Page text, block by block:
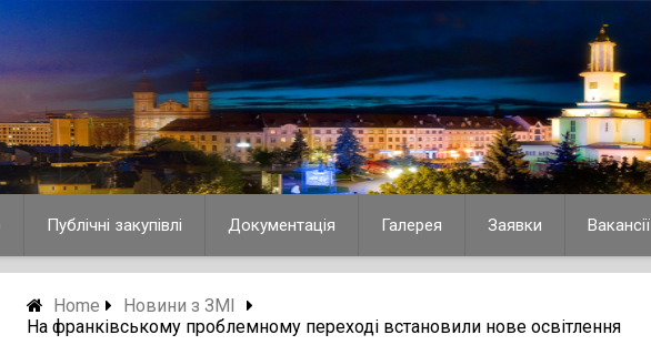
Публічні закупівлі Документація Галерея Заявки Вакансії
Home
Новини з ЗМІ
На франківському проблемному переході встановили нове освітлення